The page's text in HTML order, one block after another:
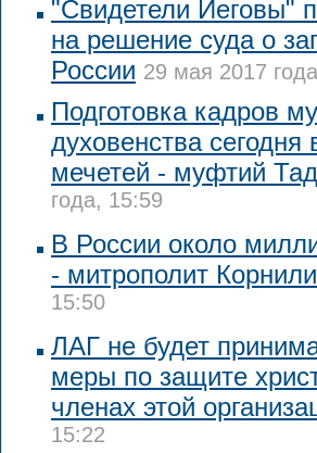
"Свидетели Иеговы"
на решение суда о
России 29 мая 2017
Подготовка кадров
духовенства
мечетей - муфтий
года, 15:59
В России около
- митрополит
15:50
ЛАГ не будет
меры по защите
членах этой
15:22